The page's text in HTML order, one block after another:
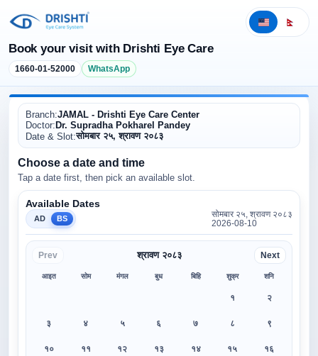
Book your visit with Drishti Eye Care
1660-01-52000 WhatsApp
Branch:JAMAL - Drishti Eye Care Center
Doctor: Dr. Supradha Pokharel Pandey
Date & Slot:सोमबार २५, श्रावण २०८३
Choose a date and time
Tap a date first, then pick an available slot.
Available Dates
AD BS
सोमबार २५, श्रावण २०८३
2026-08-10
Prev श्रावण २०८३ Next
आइत सोम मंगल बुध बिहि शुक्र शनि
१ २
३ ४ ५ ६ ७ ८ ९
१० ११ १२ १३ १४ १५ १६